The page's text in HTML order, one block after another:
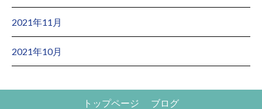
2021年11月
2021年10月
トップページ ブログ